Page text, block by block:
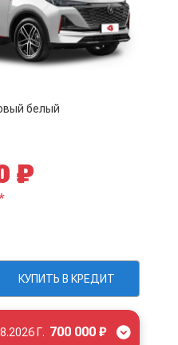
белый
КУПИТЬ В КРЕДИТ
₽
Г. 700 000 ₽